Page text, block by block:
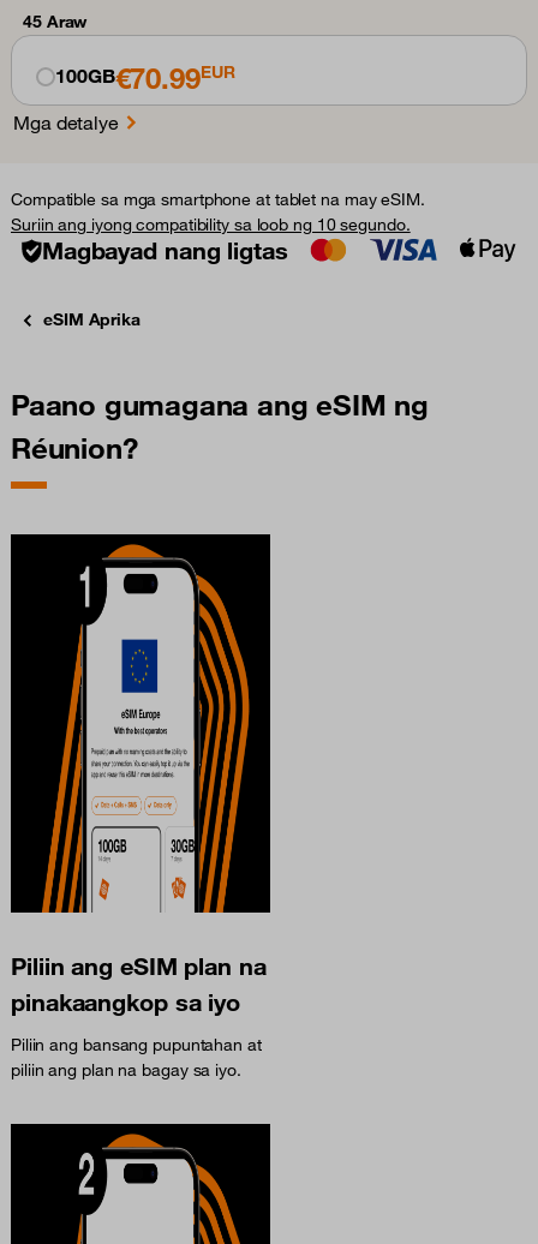
45 Araw
100GB€70.99EUR
Mga detalye
Compatible sa mga smartphone at tablet na may eSIM.
Suriin ang iyong compatibility sa loob ng 10 segundo.
Magbayad nang ligtas
eSIM Aprika
Paano gumagana ang eSIM ng
Réunion?
Piliin ang eSIM plan na
pinakaangkop sa iyo
Piliin ang bansang pupuntahan at
piliin ang plan na bagay sa iyo.